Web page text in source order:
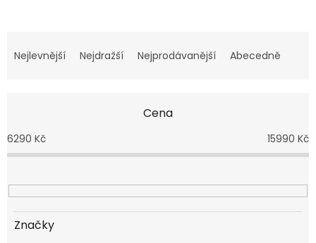
a
p
r
o
u
Nejlevnější Nejdražší Nejprodávanější Abecedně
Cena
6290 Kč 15990 Kč
Značky